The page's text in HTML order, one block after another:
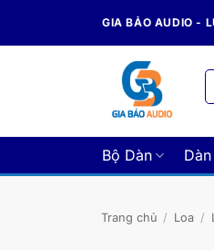
GIA BẢO AUDIO -
Bộ Dàn
Trang chủ / Loa /